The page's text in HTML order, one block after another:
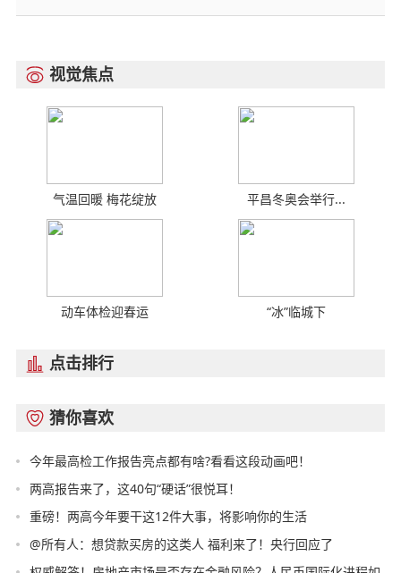
 视觉焦点
气温回暖 梅花绽放 平昌冬奥会举行...
动车体检迎春运 “冰”临城下
 点击排行
 猜你喜欢
今年最高检工作报告亮点都有啥?看看这段动画吧！
两高报告来了，这40句“硬话”很悦耳！
重磅！两高今年要干这12件大事，将影响你的生活
@所有人：想贷款买房的这类人 福利来了！央行回应了